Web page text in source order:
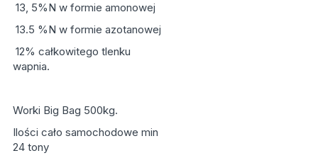
13, 5%N w formie amonowej
13.5 %N w formie azotanowej
12% całkowitego tlenku
wapnia.
Worki Big Bag 500kg.
Ilości cało samochodowe min
24 tony